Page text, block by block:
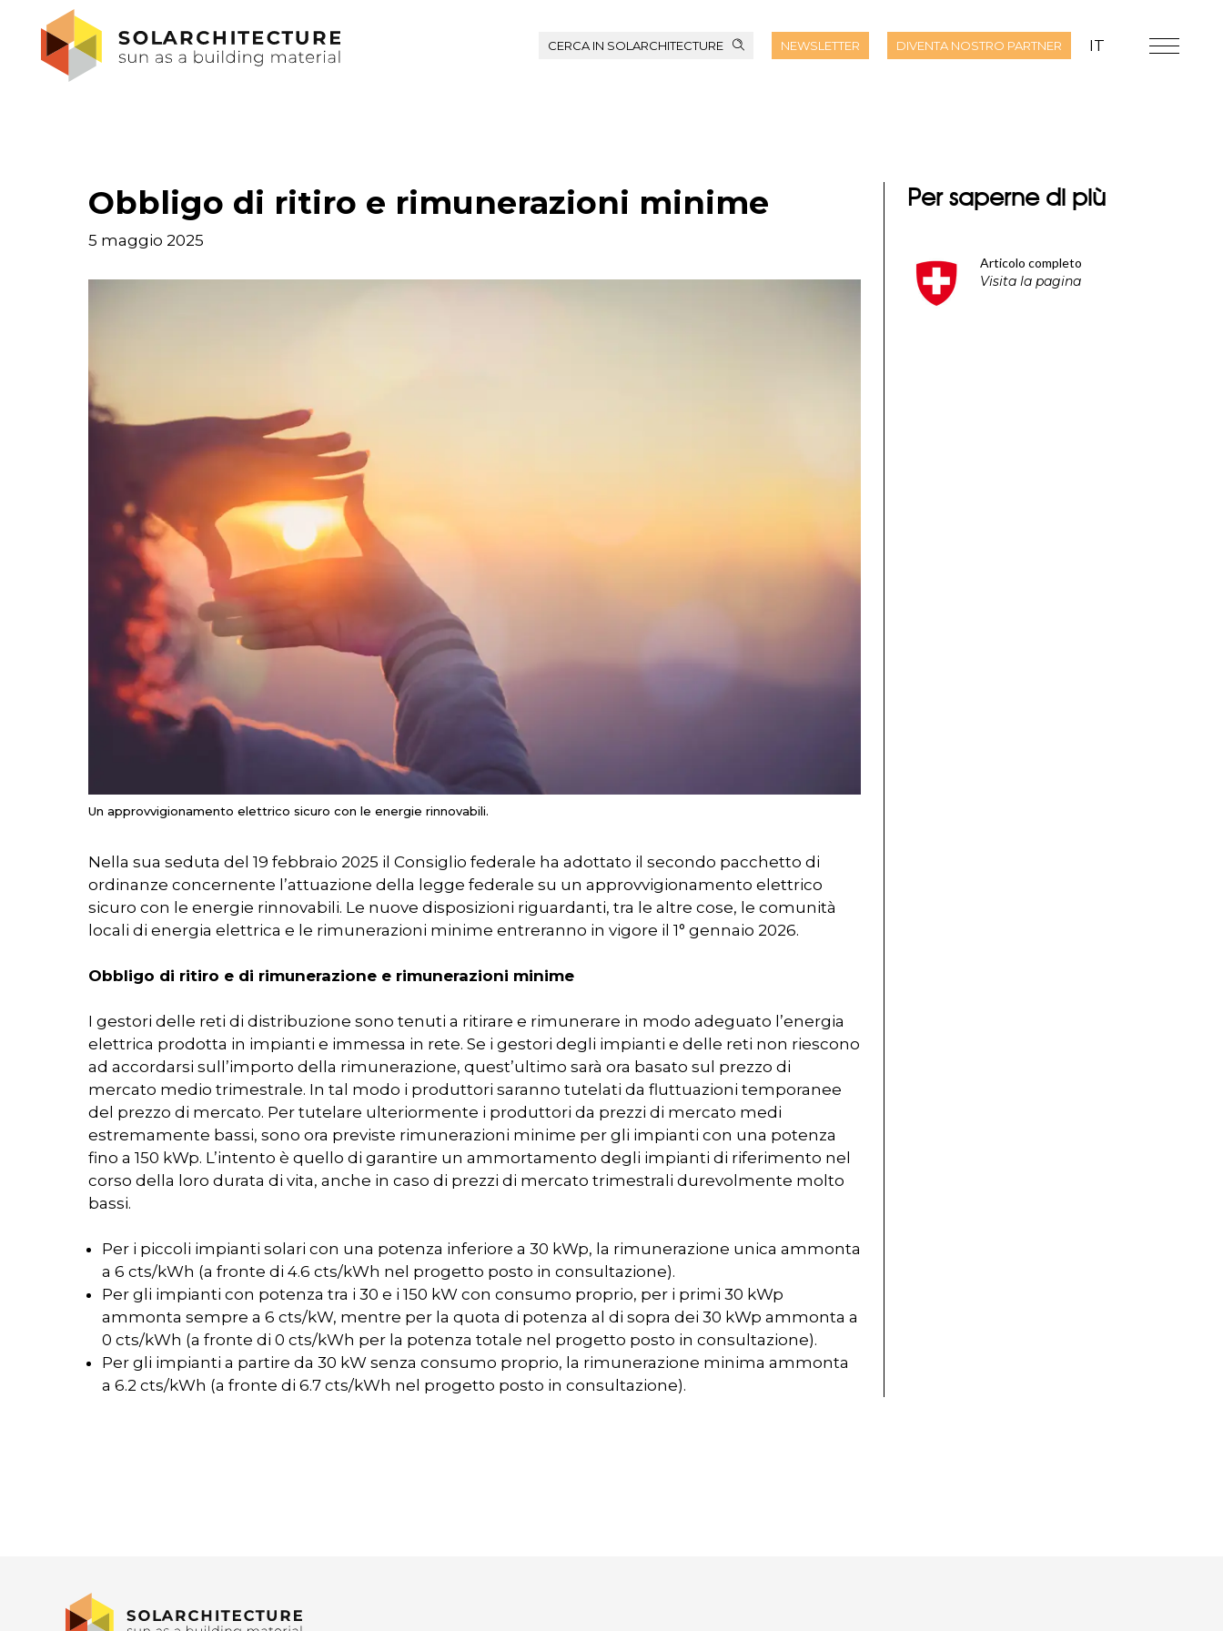
CERCA IN SOLARCHITECTURE NEWSLETTER DIVENTA NOSTRO PARTNER IT
Obbligo di ritiro e rimunerazioni minime
5 maggio 2025
Un approvvigionamento elettrico sicuro con le energie rinnovabili.
Nella sua seduta del 19 febbraio 2025 il Consiglio federale ha adottato il secondo pacchetto di
ordinanze concernente l’attuazione della legge federale su un approvvigionamento elettrico
sicuro con le energie rinnovabili. Le nuove disposizioni riguardanti, tra le altre cose, le comunità
locali di energia elettrica e le rimunerazioni minime entreranno in vigore il 1° gennaio 2026.
Obbligo di ritiro e di rimunerazione e rimunerazioni minime
I gestori delle reti di distribuzione sono tenuti a ritirare e rimunerare in modo adeguato l’energia
elettrica prodotta in impianti e immessa in rete. Se i gestori degli impianti e delle reti non riescono
ad accordarsi sull’importo della rimunerazione, quest’ultimo sarà ora basato sul prezzo di
mercato medio trimestrale. In tal modo i produttori saranno tutelati da fluttuazioni temporanee
del prezzo di mercato. Per tutelare ulteriormente i produttori da prezzi di mercato medi
estremamente bassi, sono ora previste rimunerazioni minime per gli impianti con una potenza
fino a 150 kWp. L’intento è quello di garantire un ammortamento degli impianti di riferimento nel
corso della loro durata di vita, anche in caso di prezzi di mercato trimestrali durevolmente molto
bassi.
Per i piccoli impianti solari con una potenza inferiore a 30 kWp, la rimunerazione unica ammonta
a 6 cts/kWh (a fronte di 4.6 cts/kWh nel progetto posto in consultazione).
Per gli impianti con potenza tra i 30 e i 150 kW con consumo proprio, per i primi 30 kWp
ammonta sempre a 6 cts/kW, mentre per la quota di potenza al di sopra dei 30 kWp ammonta a
0 cts/kWh (a fronte di 0 cts/kWh per la potenza totale nel progetto posto in consultazione).
Per gli impianti a partire da 30 kW senza consumo proprio, la rimunerazione minima ammonta
a 6.2 cts/kWh (a fronte di 6.7 cts/kWh nel progetto posto in consultazione).
Per saperne di più
Articolo completo
Visita la pagina